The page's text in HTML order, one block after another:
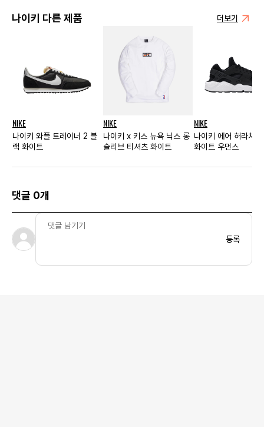
나이키 다른 제품 더보기
NIKE
나이키 와플 트레이너 2 블
랙 화이트
NIKE
나이키 x 키스 뉴욕 닉스 롱
슬리브 티셔츠 화이트
NIKE
나이키 에어 허라치
화이트 우먼스
댓글 0개
등록